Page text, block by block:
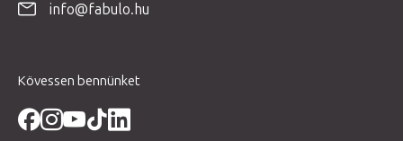
info@fabulo.hu
Kövessen bennünket